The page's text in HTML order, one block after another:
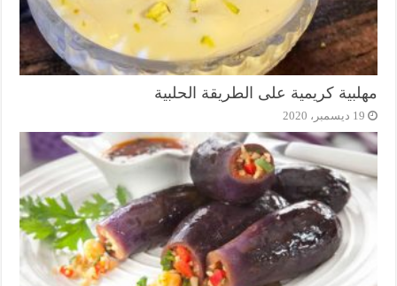
مهلبية كريمية على الطريقة الحلبية
19 ديسمبر، 2020